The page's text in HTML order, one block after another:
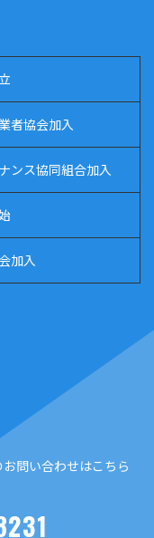
者協会加入
ンス協同組合加入
加入
問い合わせはこちら